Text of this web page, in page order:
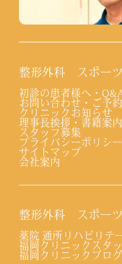
整形外科 スポー
初診の患者様へ・
お問い合わせ・ご予約
クリニックお知らせ
理事長挨拶・書籍案内
スタッフ募集
プライバシーポリシー
サイトマップ
会社案内
整形外科 スポー
薬院 通所リハビリテ
福岡クリニックスタ
福岡クリニックブロ